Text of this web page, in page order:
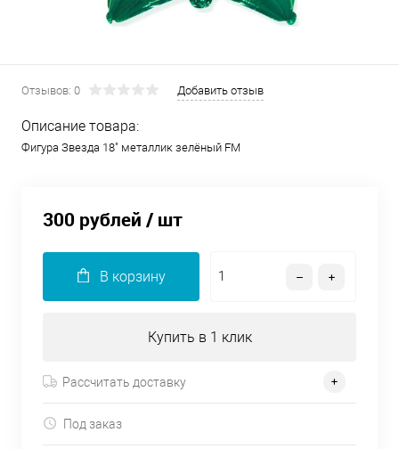
Отзывов: 0 Добавить отзыв
Описание товара:
Фигура Звезда 18" металлик зелёный FM
300 рублей / шт
В корзину
Купить в 1 клик
Рассчитать доставку
Под заказ